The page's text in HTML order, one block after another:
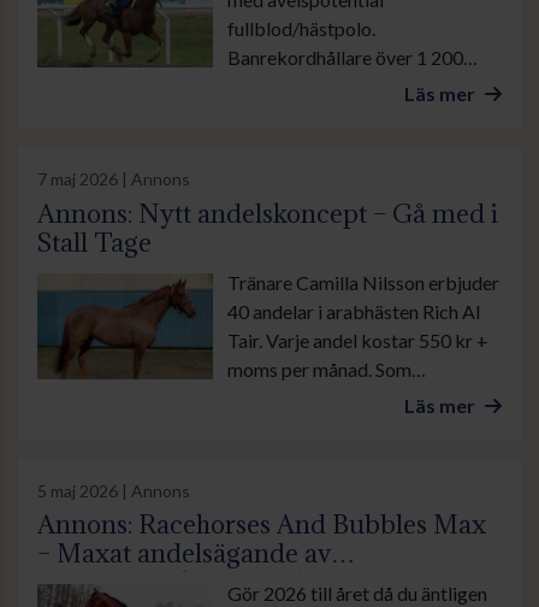
fullblod/hästpolo.
Banrekordhållare över 1 200
meter på Jägersro. Säljes p.g.a
Läs mer
7 maj 2026 | Annons
Annons: Nytt andelskoncept – Gå med i
Stall Tage
Tränare Camilla Nilsson erbjuder
40 andelar i arabhästen Rich Al
Tair. Varje andel kostar 550 kr +
moms per månad. Som
andelsägare får du följa Tages
Läs mer
5 maj 2026 | Annons
Annons: Racehorses And Bubbles Max
– Maxat andelsägande av
framgångsrika galopphästar
Gör 2026 till året då du äntligen